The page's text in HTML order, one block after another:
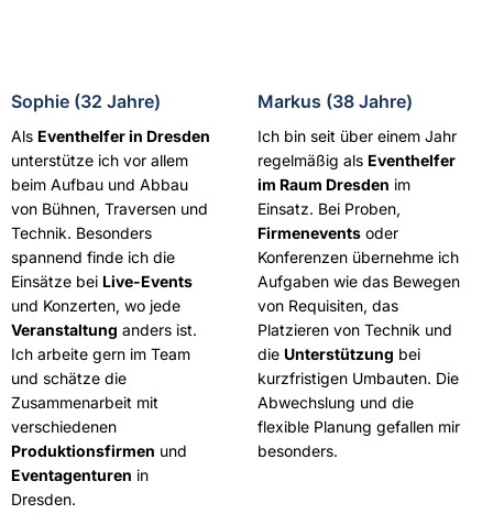
Sophie (32 Jahre)
Als Eventhelfer in Dresden
unterstütze ich vor allem
beim Aufbau und Abbau
von Bühnen, Traversen und
Technik. Besonders
spannend finde ich die
Einsätze bei Live-Events
und Konzerten, wo jede
Veranstaltung anders ist.
Ich arbeite gern im Team
und schätze die
Zusammenarbeit mit
verschiedenen
Produktionsfirmen und
Eventagenturen in
Dresden.
Markus (38 Jahre)
Ich bin seit über einem Jahr
regelmäßig als Eventhelfer
im Raum Dresden im
Einsatz. Bei Proben,
Firmenevents oder
Konferenzen übernehme ich
Aufgaben wie das Bewegen
von Requisiten, das
Platzieren von Technik und
die Unterstützung bei
kurzfristigen Umbauten. Die
Abwechslung und die
flexible Planung gefallen mir
besonders.